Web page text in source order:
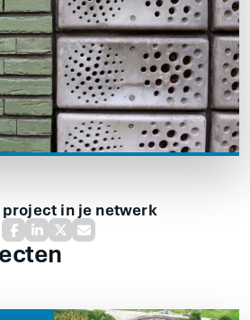
in je netwerk